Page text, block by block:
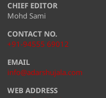
CHIEF EDITOR
Mohd Sami
CONTACT NO.
+91-94555 69012
EMAIL
info@adarshujala.com
WEB ADDRESS